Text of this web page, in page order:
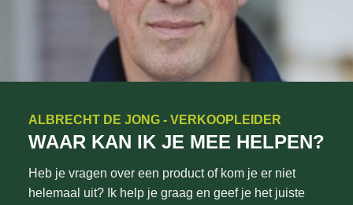
ALBRECHT DE JONG - VERKOOPLEIDER
WAAR KAN IK JE MEE HELPEN?
Heb je vragen over een product of kom je er niet
helemaal uit? Ik help je graag en geef je het juiste